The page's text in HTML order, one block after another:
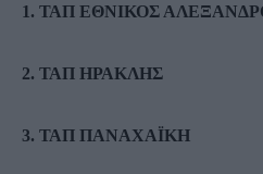
1. ΤΑΠ ΕΘΝΙΚΟΣ
2. ΤΑΠ ΗΡΑΚΛΗΣ
3. ΤΑΠ ΠΑΝΑΧΑΪΚΗ